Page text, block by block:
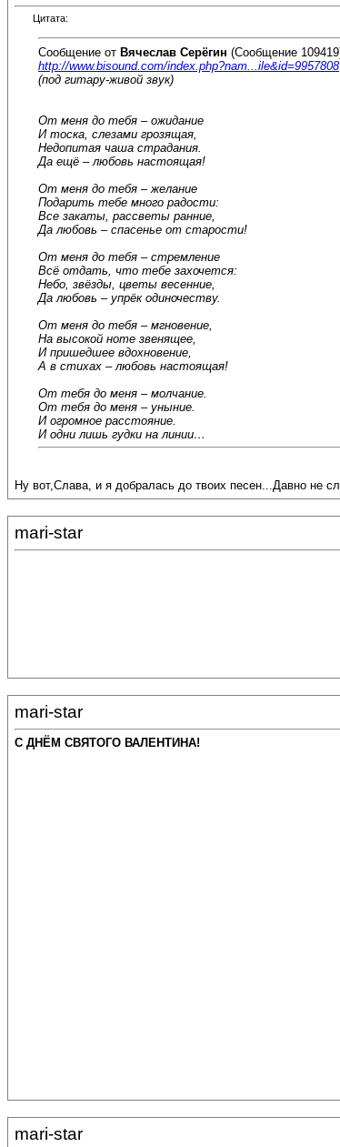
Цитата:
Сообщение от Вячеслав Серёгин (Сообщение
http://www.bisound.com/index.php?nam...ile&id=9957808
(под гитару-живой звук)
От меня до тебя – ожидание
И тоска, слезами грозящая,
Недопитая чаша страдания.
Да ещё – любовь настоящая!
От меня до тебя – желание
Подарить тебе много радости:
Все закаты, рассветы ранние,
Да любовь – спасенье от старости!
От меня до тебя – стремление
Всё отдать, что тебе захочется:
Небо, звёзды, цветы весенние,
Да любовь – упрёк одиночеству.
От меня до тебя – мгновение,
На высокой ноте звенящее,
И пришедшее вдохновение,
А в стихах – любовь настоящая!
От тебя до меня – молчание.
От тебя до меня – уныние.
И огромное расстояние.
И одни лишь гудки на линии…
Ну вот,Слава, и я добралась до твоих песен...Давно не
mari-star
mari-star
С ДНЁМ СВЯТОГО ВАЛЕНТИНА!
mari-star